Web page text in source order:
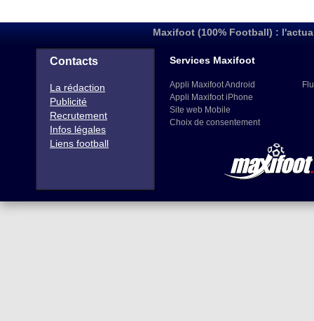
Maxifoot (100% Football) :
Contacts
La rédaction
Publicité
Recrutement
Infos légales
Liens football
Services Maxifoot
Appli Maxifoot Android
Appli Maxifoot iPhone
Site web Mobile
Choix de consentement